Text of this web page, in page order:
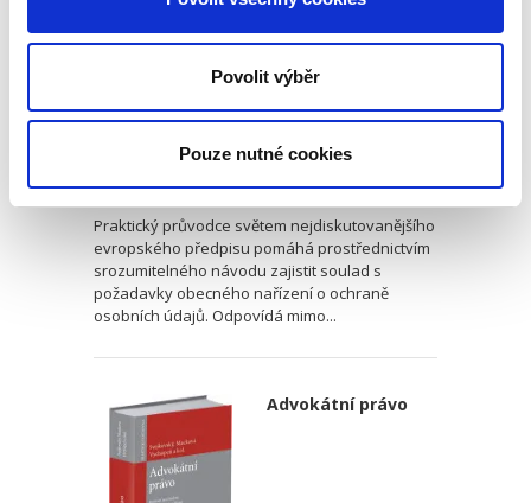
Povolit výběr
Pouze nutné cookies
Praktický průvodce světem nejdiskutovanějšího
evropského předpisu pomáhá prostřednictvím
srozumitelného návodu zajistit soulad s
požadavky obecného nařízení o ochraně
osobních údajů. Odpovídá mimo...
Advokátní právo